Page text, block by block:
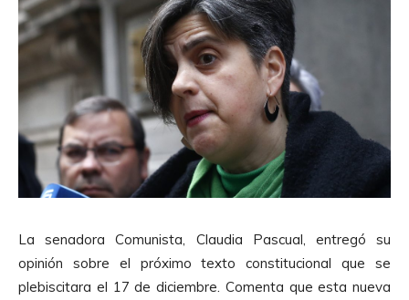
La senadora Comunista, Claudia Pascual, entregó su
opinión sobre el próximo texto constitucional que se
plebiscitara el 17 de diciembre. Comenta que esta nueva